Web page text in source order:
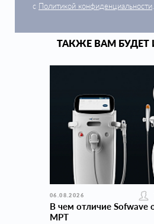
с Политикой конфиденциальности
ТАКЖЕ ВАМ БУДЕТ
06.08.2026
В чем отличие Sofwave
MPT